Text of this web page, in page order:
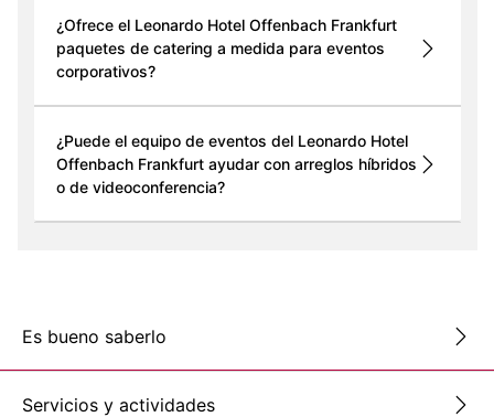
¿Ofrece el Leonardo Hotel Offenbach Frankfurt
paquetes de catering a medida para eventos
corporativos?
¿Puede el equipo de eventos del Leonardo Hotel
Offenbach Frankfurt ayudar con arreglos híbridos
o de videoconferencia?
Es bueno saberlo
Servicios y actividades